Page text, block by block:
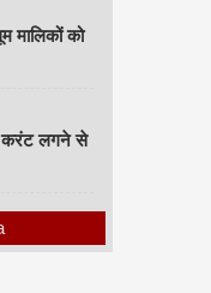
मालिकों को
करंट लगने से